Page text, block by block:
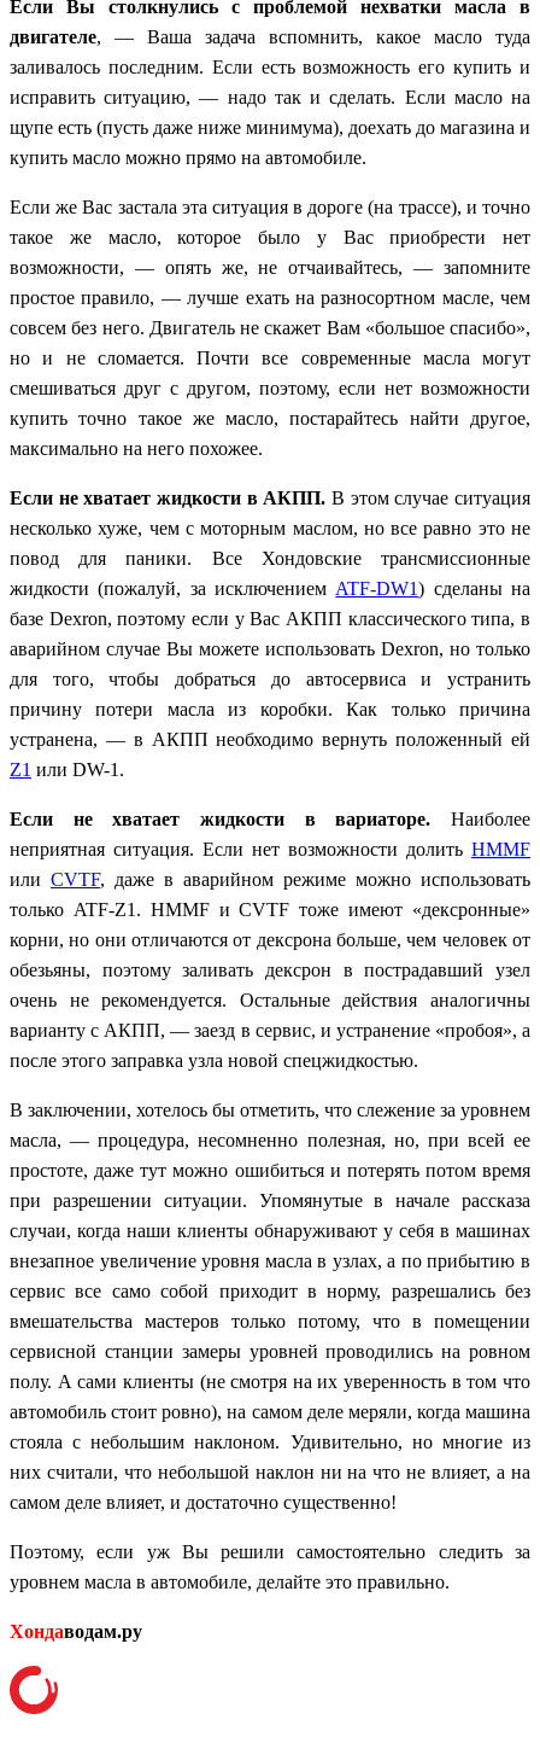
Если Вы столкнулись с проблемой нехватки масла в
двигателе, — Ваша задача вспомнить, какое масло туда
заливалось последним. Если есть возможность его купить и
исправить ситуацию, — надо так и сделать. Если масло на
щупе есть (пусть даже ниже минимума), доехать до магазина и
купить масло можно прямо на автомобиле.
Если же Вас застала эта ситуация в дороге (на трассе), и точно
такое же масло, которое было у Вас приобрести нет
возможности, — опять же, не отчаивайтесь, — запомните
простое правило, — лучше ехать на разносортном масле, чем
совсем без него. Двигатель не скажет Вам «большое спасибо»,
но и не сломается. Почти все современные масла могут
смешиваться друг с другом, поэтому, если нет возможности
купить точно такое же масло, постарайтесь найти другое,
максимально на него похожее.
Если не хватает жидкости в АКПП. В этом случае ситуация
несколько хуже, чем с моторным маслом, но все равно это не
повод для паники. Все Хондовские трансмиссионные
жидкости (пожалуй, за исключением ATF-DW1) сделаны на
базе Dexron, поэтому если у Вас АКПП классического типа, в
аварийном случае Вы можете использовать Dexron, но только
для того, чтобы добраться до автосервиса и устранить
причину потери масла из коробки. Как только причина
устранена, — в АКПП необходимо вернуть положенный ей
Z1 или DW-1.
Если не хватает жидкости в вариаторе. Наиболее
неприятная ситуация. Если нет возможности долить HMMF
или CVTF, даже в аварийном режиме можно использовать
только ATF-Z1. HMMF и CVTF тоже имеют «дексронные»
корни, но они отличаются от дексрона больше, чем человек от
обезьяны, поэтому заливать дексрон в пострадавший узел
очень не рекомендуется. Остальные действия аналогичны
варианту с АКПП, — заезд в сервис, и устранение «пробоя», а
после этого заправка узла новой спецжидкостью.
В заключении, хотелось бы отметить, что слежение за уровнем
масла, — процедура, несомненно полезная, но, при всей ее
простоте, даже тут можно ошибиться и потерять потом время
при разрешении ситуации. Упомянутые в начале рассказа
случаи, когда наши клиенты обнаруживают у себя в машинах
внезапное увеличение уровня масла в узлах, а по прибытию в
сервис все само собой приходит в норму, разрешались без
вмешательства мастеров только потому, что в помещении
сервисной станции замеры уровней проводились на ровном
полу. А сами клиенты (не смотря на их уверенность в том что
автомобиль стоит ровно), на самом деле меряли, когда машина
стояла с небольшим наклоном. Удивительно, но многие из
них считали, что небольшой наклон ни на что не влияет, а на
самом деле влияет, и достаточно существенно!
Поэтому, если уж Вы решили самостоятельно следить за
уровнем масла в автомобиле, делайте это правильно.
Хондаводам.ру